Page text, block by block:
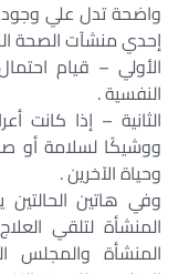
واضحة تدل علي
إحدي منشآت الصحة
الأولي – قيام
النفسية .
الثانية – إذا كانت
ووشيكًا لسلامة أو
وحياة الآخرين .
وفي هاتين
المنشأة لتلقي
المنشأة والمجلس